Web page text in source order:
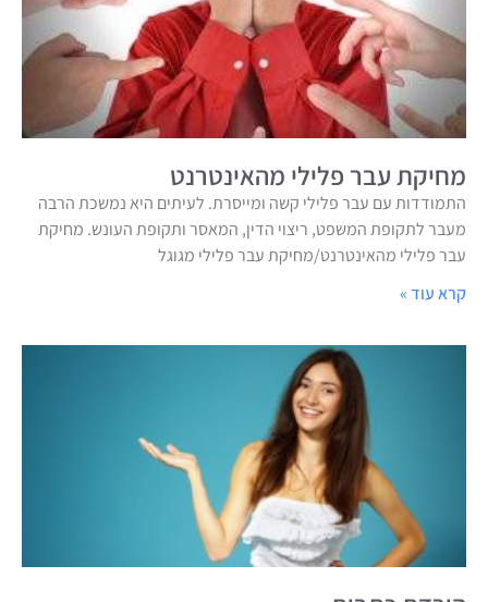
מחיקת עבר פלילי מהאינטרנט
התמודדות עם עבר פלילי קשה ומייסרת. לעיתים היא נמשכת הרבה
מעבר לתקופת המשפט, ריצוי הדין, המאסר ותקופת העונש. מחיקת
עבר פלילי מהאינטרנט/מחיקת עבר פלילי מגוגל
קרא עוד »